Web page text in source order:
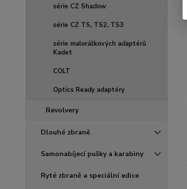
série CZ Shadow
série CZ TS, TS2, TS3
série malorážkových adaptérů
Kadet
COLT
Optics Ready adaptéry
Revolvery
Dlouhé zbraně
Samonabíjecí pušky a karabiny
Ryté zbraně a speciální edice